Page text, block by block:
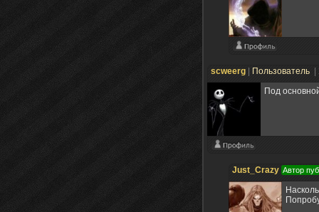
scweerg Пользователь
Под
Just_Crazy Автор